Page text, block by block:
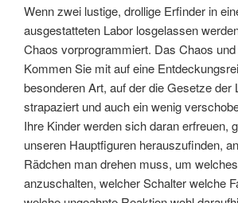
Wenn zwei lustige, drollige Erfinder in
ausgestatteten Labor losgelassen
Chaos vorprogrammiert. Das Chaos
Kommen Sie mit auf eine
besonderen Art, auf der die Gesetze der
strapaziert und auch ein wenig
Ihre Kinder werden sich daran erfreuen,
unseren Hauptfiguren herauszufinden,
Rädchen man drehen muss, um
anzuschalten, welcher Schalter welche